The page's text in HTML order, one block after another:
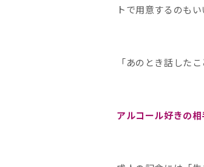
トで用意するのもい
「あのとき話した
アルコール好きの